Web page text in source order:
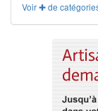
Voir ✚ de